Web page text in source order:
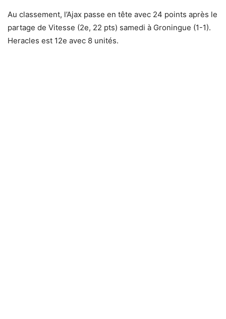
Au classement, l’Ajax passe en tête avec 24 points après le
partage de Vitesse (2e, 22 pts) samedi à Groningue (1-1).
Heracles est 12e avec 8 unités.